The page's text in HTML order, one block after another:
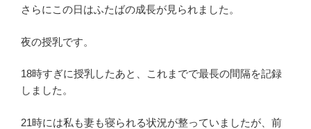
さらにこの日はふたばの成長が見られました。
夜の授乳です。
18時すぎに授乳したあと、これまでで最長の間隔を記録
しました。
21時には私も妻も寝られる状況が整っていましたが、前